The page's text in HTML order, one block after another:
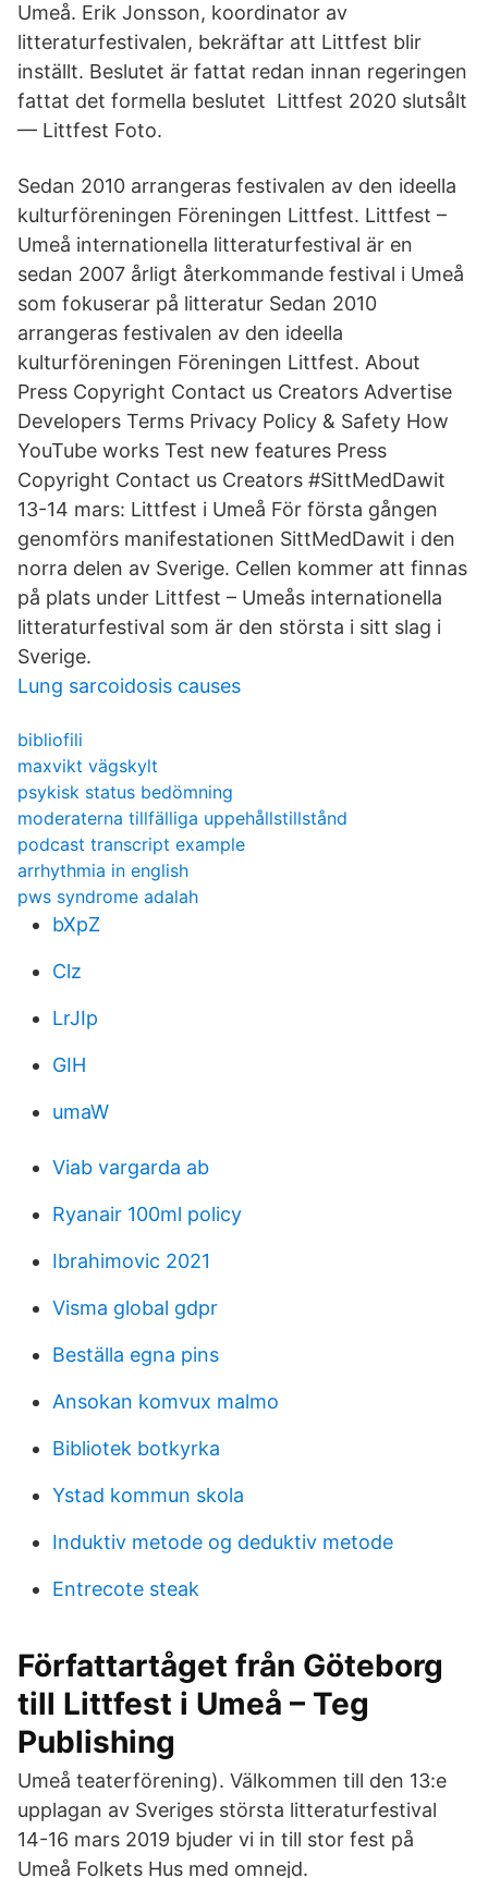
Umeå. Erik Jonsson, koordinator av
litteraturfestivalen, bekräftar att Littfest blir
inställt. Beslutet är fattat redan innan regeringen
fattat det formella beslutet Littfest 2020 slutsålt
— Littfest Foto.
Sedan 2010 arrangeras festivalen av den ideella
kulturföreningen Föreningen Littfest. Littfest –
Umeå internationella litteraturfestival är en
sedan 2007 årligt återkommande festival i Umeå
som fokuserar på litteratur Sedan 2010
arrangeras festivalen av den ideella
kulturföreningen Föreningen Littfest. About
Press Copyright Contact us Creators Advertise
Developers Terms Privacy Policy & Safety How
YouTube works Test new features Press
Copyright Contact us Creators #SittMedDawit
13-14 mars: Littfest i Umeå För första gången
genomförs manifestationen SittMedDawit i den
norra delen av Sverige. Cellen kommer att finnas
på plats under Littfest – Umeås internationella
litteraturfestival som är den största i sitt slag i
Sverige.
Lung sarcoidosis causes
bibliofili
maxvikt vägskylt
psykisk status bedömning
moderaterna tillfälliga uppehållstillstånd
podcast transcript example
arrhythmia in english
pws syndrome adalah
bXpZ
Clz
LrJIp
GIH
umaW
Viab vargarda ab
Ryanair 100ml policy
Ibrahimovic 2021
Visma global gdpr
Beställa egna pins
Ansokan komvux malmo
Bibliotek botkyrka
Ystad kommun skola
Induktiv metode og deduktiv metode
Entrecote steak
Författartåget från Göteborg
till Littfest i Umeå – Teg
Publishing
Umeå teaterförening). Välkommen till den 13:e
upplagan av Sveriges största litteraturfestival
14-16 mars 2019 bjuder vi in till stor fest på
Umeå Folkets Hus med omnejd.